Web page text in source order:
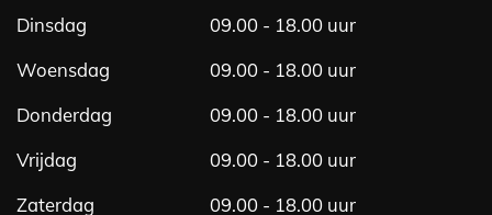
Dinsdag
09.00 - 18.00 uur
Woensdag
09.00 - 18.00 uur
Donderdag
09.00 - 18.00 uur
Vrijdag
09.00 - 18.00 uur
Zaterdag
09.00 - 18.00 uur